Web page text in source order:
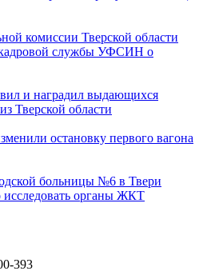
комиссии Тверской области
кадровой службы УФСИН о
и наградил выдающихся
Тверской области
остановку первого вагона
больницы №6 в Твери
исследовать органы ЖКТ
393